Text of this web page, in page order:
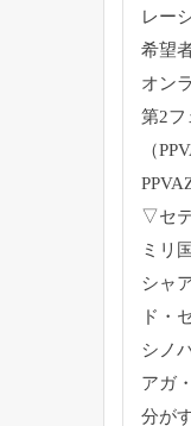
レー
希望
オン
第2フ
（
▽セ
ミリ
シャ
ド・
シノ
アガ
分が